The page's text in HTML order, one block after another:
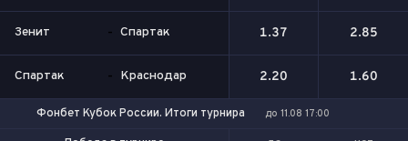
Зенит - Спартак 1.37 2.85
Спартак - Краснодар 2.20 1.60
Фонбет Кубок России. Итоги турнира до 11.08 17:00